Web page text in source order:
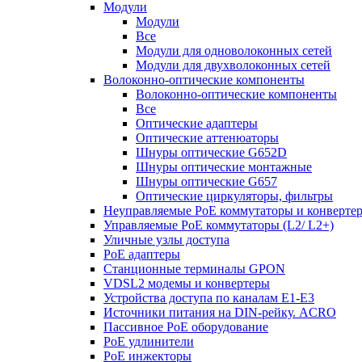
Модули
Модули
Все
Модули для одноволоконных сетей
Модули для двухволоконных сетей
Волоконно-оптические компоненты
Волоконно-оптические компоненты
Все
Оптические адаптеры
Оптические аттенюаторы
Шнуры оптические G652D
Шнуры оптические монтажные
Шнуры оптические G657
Оптические циркуляторы, фильтры
Неуправляемые PoE коммутаторы и
Управляемые PoE коммутаторы (L2/ L2+)
Уличные узлы доступа
PoE адаптеры
Станционные терминалы GPON
VDSL2 модемы и конвертеры
Устройства доступа по каналам E1-E3
Источники питания на DIN-рейку. ACRO
Пассивное PoE оборудование
PoE удлинители
PoE инжекторы